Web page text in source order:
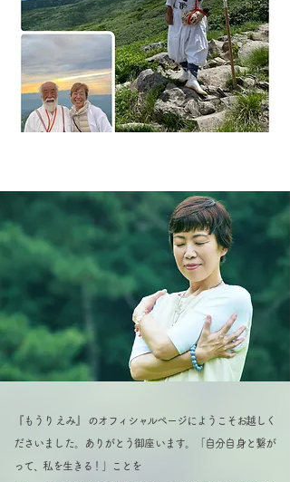
『もうり えみ』 のオフィシャルページにようこそお越しく
ださいました。 ​ありがとう御座います。 「自分自身と繋が
って、私を生きる！」ことを